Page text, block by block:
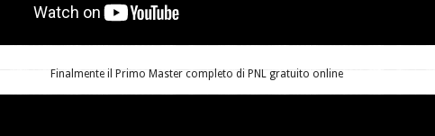
Finalmente il Primo Master completo di PNL gratuito online